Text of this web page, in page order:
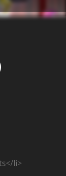
li>